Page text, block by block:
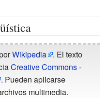
Wikipedia
. El texto
Creative Commons -
. Pueden aplicarse
multimedia.